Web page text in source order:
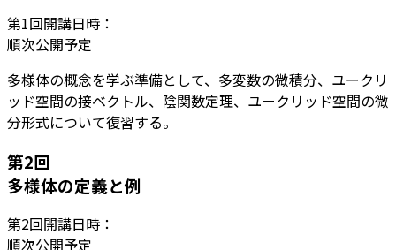
第1回開講日時：
順次公開予定
多様体の概念を学ぶ準備として、多変数の微積分、ユークリ
ッド空間の接ベクトル、陰関数定理、ユークリッド空間の微
分形式について復習する。
第2回
多様体の定義と例
第2回開講日時：
順次公開予定